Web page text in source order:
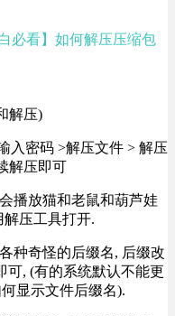
必看】如何解压压缩包
解压)
入密码 >解压文件 > 解压
解压即可
播放猫和老鼠和葫芦娃
解压工具打开.
种奇怪的后缀名, 后缀改
可, (有的系统默认不能更
显示文件后缀名).